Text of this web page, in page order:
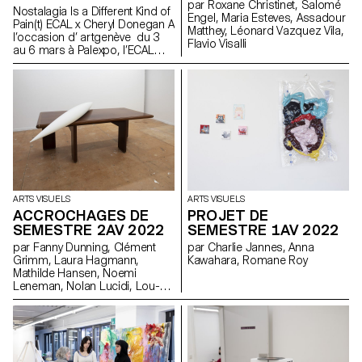
Nostalagia Is a Different Kind of
Pain(t) ECAL x Cheryl Donegan A
l’occasion d’ artgenève du 3
au 6 mars à Palexpo, l’ECAL
présente des projets
d’un workshop avec l'artiste
américaine Cheryl Donegan .
Initié dans le cadre d'une
collaboration avec la Fondation
Art & Vie, dont la mission
s’articule autour du textile, cet
atelier avait pour objectif le
croisement entre les objets du
quotidien, la subversion des
processus artisanaux et les
gestes reproductifs. Réalisée
par des étudiant·e·s de la
première à la troisième année,
la sélection des œuvres
présentées reflète l'approche
transdisciplinaire du
programme, où la tapisserie
rencontre la peinture en
dialogue avec des pièces plus
performatives ou des
par Roxane Christinet, Salomé
Engel, Maria Esteves, Assadour
Matthey, Léonard Vazquez Vila,
Flavio Visalli
ARTS VISUELS
ACCROCHAGES DE
SEMESTRE 2AV 2022
par Fanny Dunning, Clément
Grimm, Laura Hagmann,
Mathilde Hansen, Noemi
Leneman, Nolan Lucidi, Lou-
Anna Ulloa del Rio, Florentina
Walser, Ysé Willemin
ARTS VISUELS
PROJET DE
SEMESTRE 1AV 2022
par Charlie Jannes, Anna
Kawahara, Romane Roy